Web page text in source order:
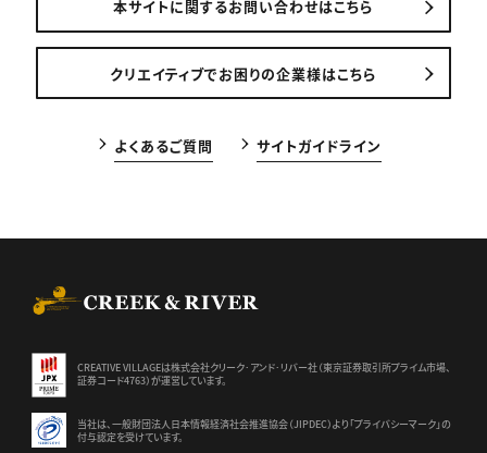
本サイトに関するお問い合わせはこちら
クリエイティブでお困りの企業様はこちら
よくあるご質問 サイトガイドライン
CREATIVE VILLAGEは株式会社クリーク･アンド･リバー社（東京証券取引所プライム市場、
証券コード4763）が運営しています。
当社は、一般財団法人日本情報経済社会推進協会（JIPDEC）より 「プライバシーマーク」の
付与認定を受けています。